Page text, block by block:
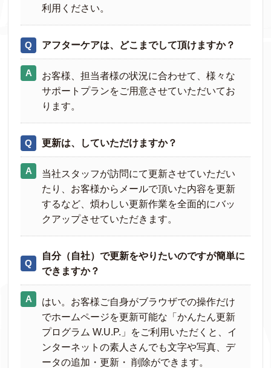
利用ください。
アフターケアは、どこまでして頂けますか？
お客様、担当者様の状況に合わせて、様々な
サポートプランをご用意させていただいてお
ります。
更新は、していただけますか？
当社スタッフが訪問にて更新させていただい
たり、お客様からメールで頂いた内容を更新
するなど、煩わしい更新作業を全面的にバッ
クアップさせていただきます。
自分（自社）で更新をやりたいのですが簡単に
できますか？
はい。お客様ご自身がブラウザでの操作だけ
でホームページを更新可能な「かんたん更新
プログラム W.U.P.」をご利用いただくと、イ
ンターネットの素人さんでも文字や写真、デ
ータの追加・更新・ 削除ができます。